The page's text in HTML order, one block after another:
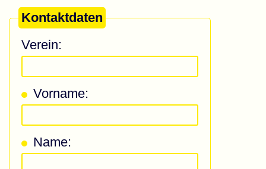
Kontaktdaten
Verein:
Vorname:
Name: